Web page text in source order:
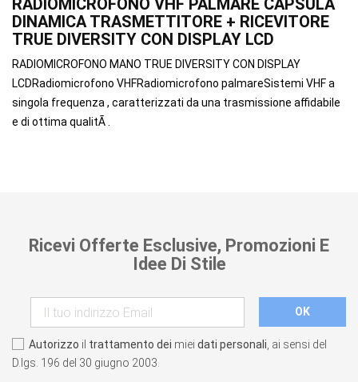
RADIOMICROFONO VHF PALMARE CAPSULA
DINAMICA TRASMETTITORE + RICEVITORE
TRUE DIVERSITY CON DISPLAY LCD
RADIOMICROFONO MANO TRUE DIVERSITY CON DISPLAY
LCDRadiomicrofono VHFRadiomicrofono palmareSistemi VHF a
singola frequenza , caratterizzati da una trasmissione affidabile
e di ottima qualitÃ .
Ricevi Offerte Esclusive, Promozioni E
Idee Di Stile
Autorizzo il trattamento dei miei dati personali , ai sensi del
D.lgs. 196 del 30 giugno 2003.